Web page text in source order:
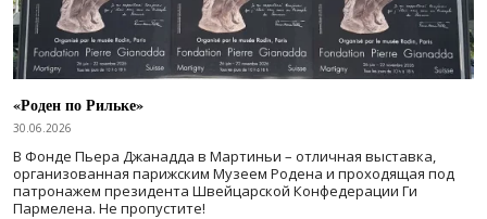
«Роден по Рильке»
30.06.2026
В Фонде Пьера Джанадда в Мартиньи – отличная выставка,
организованная парижским Музеем Родена и проходящая под
патронажем президента Швейцарской Конфедерации Ги
Пармелена. Не пропустите!